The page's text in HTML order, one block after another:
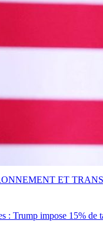
: Trump impose 15% de
ET